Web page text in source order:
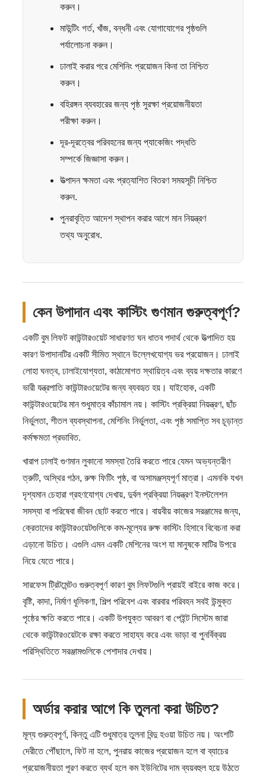
করুন।
মাউন্টিং গর্ত, খাঁজ, বন্ধনী এবং যোগাযোগের পৃষ্ঠগুলি
পর্যালোচনা করুন।
ঢালাই করার পরে মেশিনিং প্রয়োজন কিনা তা নিশ্চিত
করুন।
বহিরঙ্গন ব্যবহারের জন্য পৃষ্ঠ সুরক্ষা প্রয়োজনীয়তা
পরীক্ষা করুন।
দূর-দূরত্বের পরিবহনের জন্য প্যাকেজিং পদ্ধতি
সম্পর্কে জিজ্ঞাসা করুন।
উত্পাদন ক্ষমতা এবং প্রত্যাশিত বিতরণ সময়সূচী নিশ্চিত
করুন.
পুনরাবৃত্তি আদেশ স্থাপন করার আগে মান নিয়ন্ত্রণ
তথ্য অনুরোধ.
কেন উপাদান এবং কাস্টিং গুণমান গুরুত্বপূর্ণ?
একটি বুম লিফট কাউন্টারওয়েট সাধারণত ঘন ধাতব পদার্থ থেকে উত্পাদিত হয়
কারণ উপাদানটির একটি সীমিত স্থানে উল্লেখযোগ্য ভর প্রয়োজন। ঢালাই
লোহা ঘনত্ব, ঢালাইযোগ্যতা, কাঠামোগত স্থায়িত্ব এবং ব্যয় দক্ষতার কারণে
ভারী যন্ত্রপাতি কাউন্টারওয়েটের জন্য ব্যবহৃত হয়। যাইহোক, একটি
কাউন্টারওয়েটের মান শুধুমাত্র কাঁচামাল নয়। কাস্টিং প্রক্রিয়া নিয়ন্ত্রণ, ছাঁচ
নির্ভুলতা, শীতল ব্যবস্থাপনা, মেশিনিং নির্ভুলতা, এবং পৃষ্ঠ সমাপ্তি সব চূড়ান্ত
কর্মক্ষমতা প্রভাবিত.
খারাপ ঢালাই গুণমান লুকানো সমস্যা তৈরি করতে পারে যেমন অভ্যন্তরীণ
ত্রুটি, অস্থির গঠন, রুক্ষ ফিটিং পৃষ্ঠ, বা অসামঞ্জস্যপূর্ণ মাত্রা। এমনকি যখন
দৃশ্যমান চেহারা গ্রহণযোগ্য দেখায়, দুর্বল প্রক্রিয়া নিয়ন্ত্রণ ইনস্টলেশন
সমস্যা বা পরিষেবা জীবন ছোট করতে পারে। বায়বীয় কাজের সরঞ্জামের জন্য,
ক্রেতাদের কাউন্টারওয়েটগুলিকে কম-মূল্যের রুক্ষ কাস্টিং হিসাবে বিবেচনা করা
এড়ানো উচিত। এগুলি এমন একটি মেশিনের অংশ যা মানুষকে মাটির উপরে
নিয়ে যেতে পারে।
সারফেস ট্রিটমেন্টও গুরুত্বপূর্ণ কারণ বুম লিফটগুলি প্রায়ই বাইরে কাজ করে।
বৃষ্টি, কাদা, নির্মাণ ধূলিকণা, শিল্প পরিবেশ এবং বারবার পরিবহন সবই উন্মুক্ত
পৃষ্ঠের ক্ষতি করতে পারে। একটি উপযুক্ত আবরণ বা পেইন্ট সিস্টেম জারা
থেকে কাউন্টারওয়েটকে রক্ষা করতে সাহায্য করে এবং ভাড়া বা পুনর্বিক্রয়
পরিস্থিতিতে সরঞ্জামগুলিকে পেশাদার দেখায়।
অর্ডার করার আগে কি তুলনা করা উচিত?
মূল্য গুরুত্বপূর্ণ, কিন্তু এটি শুধুমাত্র তুলনা বিন্দু হওয়া উচিত নয়। অংশটি
দেরীতে পৌঁছালে, ফিট না হলে, পুনরায় কাজের প্রয়োজন হলে বা ব্যাচের
প্রয়োজনীয়তা পূরণ করতে ব্যর্থ হলে কম ইউনিটের দাম ব্যয়বহুল হয়ে উঠতে